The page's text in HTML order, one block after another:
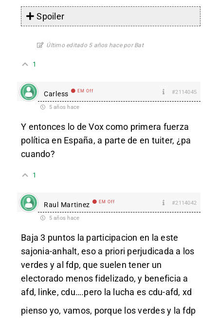
Spoiler
Último editado 5 años hace por Bat
1
Carless EM Off #2114045
5 años hace
Y entonces lo de Vox como primera fuerza
política en España, a parte de en tuiter, ¿pa
cuando?
1
Raul Martinez EM Off #2114042
5 años hace
Baja 3 puntos la participacion en la este
sajonia-anhalt, eso a priori perjudicada a los
verdes y al fdp, que suelen tener un
electorado menos fidelizado, y beneficia a
afd, linke, cdu….pero la lucha es cdu-afd, xd
pienso yo, vamos, porque los verdes y la fdp